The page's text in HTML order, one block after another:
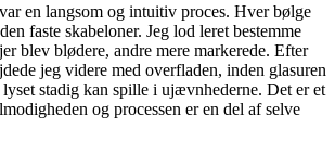
en langsom og intuitiv proces. Hver bølge
faste skabeloner. Jeg lod leret bestemme
blev blødere, andre mere markerede. Efter
jeg videre med overfladen, inden glasuren
stadig kan spille i ujævnhederne. Det er et
og processen er en del af selve